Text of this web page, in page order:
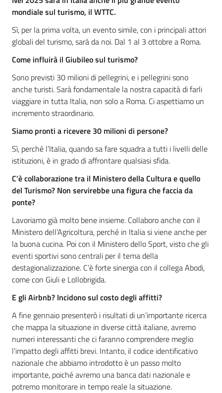
mondiale sul turismo, il WTTC.
Sì, per la prima volta, un evento simile,con i principali attori
globali del turismo, sarà da noi. Dal 1 al 3 ottobre a Roma.
Come influirà il Giubileo sul turismo?
Sono previsti 30 milioni di pellegrini,e i pellegrini sono
anche turisti. Sarà fondamentale la nostra capacità di farli
viaggiare in tutta Italia, non solo a Roma. Ci aspettiamo un
incremento straordinario.
Siamo pronti a ricevere 30 milioni di persone?
Sì, perché l’Italia, quando sa fare squadra a tutti i livelli delle
istituzioni, è in grado di affrontare qualsiasi sfida.
C’ècollaborazione tra il Ministero della Cultura e quello
del Turismo? Non servirebbe una figura che faccia da
ponte?
Lavoriamo già molto bene insieme. Collaboro anche con il
Ministero dell’Agricoltura, perché in Italia si viene anche per
la buona cucina. Poi con il Ministero dello Sport, visto che gli
eventi sportivi sonocentrali per il tema della
destagionalizzazione. C’è forte sinergia con il collegaAbodi,
come con Giuli e Lollobrigida.
E gli Airbnb? Incidono sul costo degli affitti?
A fine gennaio presenterò i risultati di un’importante ricerca
che mappa la situazione in diverse città italiane, avremo
numeri interessanti che cifarannocomprendere meglio
l’impatto degli affitti brevi. Intanto, il codice identificativo
nazionale che abbiamo introdotto è un passo molto
importante, poiché avremo una banca dati nazionale e
potremo monitorare in tempo reale la situazione.